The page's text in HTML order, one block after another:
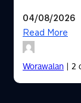
04/08/2026
Read More
Worawalan| 2